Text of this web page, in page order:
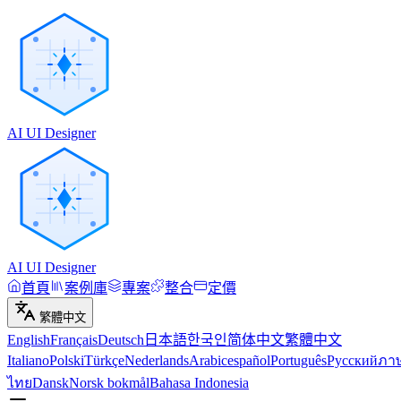
AI UI Designer
AI UI Designer
首頁
案例庫 專案 整合 定價
繁體中文
EnglishFrançaisDeutsch 日本語한국인简体中文繁體中文
ItalianoPolskiTürkçeNederlandsArabicespañolPortuguêsРусскийภา
ไทยDanskNorsk bokmålBahasa Indonesia